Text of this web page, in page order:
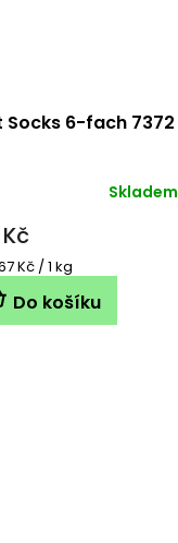
Socks 6-fach 7372
Skladem
Kč / 1 kg
Do košíku